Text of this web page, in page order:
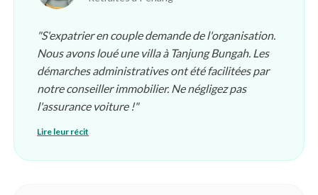
"S'expatrier en couple demande de l'organisation.
Nous avons loué une villa à Tanjung Bungah. Les
démarches administratives ont été facilitées par
notre conseiller immobilier. Ne négligez pas
l'assurance voiture !"
Lire leur récit